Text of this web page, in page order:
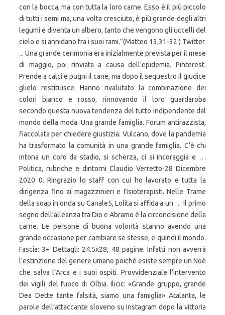
con la bocca, ma con tutta la loro carne. Esso è il più piccolo
di tutti i semi ma, una volta cresciuto, è più grande degli altri
legumi e diventa un albero, tanto che vengono gli uccelli del
cielo e si annidano fra i suoi rami.”(Matteo 13,31-32 ) Twitter.
... Una grande cerimonia era inizialmente prevista per il mese
di maggio, poi rinviata a causa dell'epidemia. Pinterest.
Prende a calci e pugni il cane, ma dopo il sequestro il giudice
glielo restituisce. Hanno rivalutato la combinazione dei
colori bianco e rosso, rinnovando il loro guardaroba
secondo questa nuova tendenza del tutto indipendente dal
mondo della moda. Una grande famiglia. Forum antirazzista,
fiaccolata per chiedere giustizia. Vulcano, dove la pandemia
ha trasformato la comunità in una grande famiglia. C’è chi
intona un coro da stadio, si scherza, ci si incoraggia e …
Politica, rubriche e dintorni Claudio Verretto-28 Dicembre
2020 0. Ringrazio lo staff con cui ho lavorato e tutta la
dirigenza fino ai magazzinieri e fisioterapisti. Nelle Trame
della soap in onda su Canale5, Lolita si affida a un … Il primo
segno dell’alleanza tra Dio e Abramo è la circoncisione della
carne. Le persone di buona volontà stanno avendo una
grande occasione per cambiare se stesse, e quindi il mondo.
Fascia: 3+ Dettagli: 24.5x28, 48 pagine. Infatti non avverrà
l’estinzione del genere umano poiché esiste sempre un Noè
che salva l’Arca e i suoi ospiti. Provvidenziale l’intervento
dei vigili del fuoco di Olbia. Ilicic: «Grande gruppo, grande
Dea Dette tante falsità, siamo una famiglia» Atalanta, le
parole dell’attaccante sloveno su Instagram dopo la vittoria